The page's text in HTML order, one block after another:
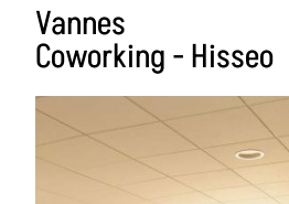
Vannes
Coworking - Hisseo